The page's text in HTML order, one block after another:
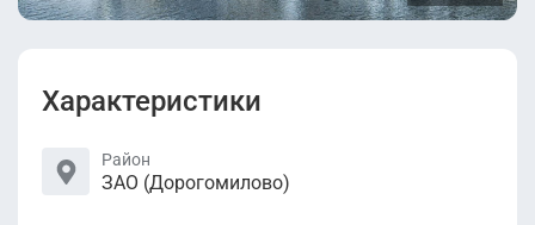
Характеристики
Район
ЗАО (Дорогомилово)